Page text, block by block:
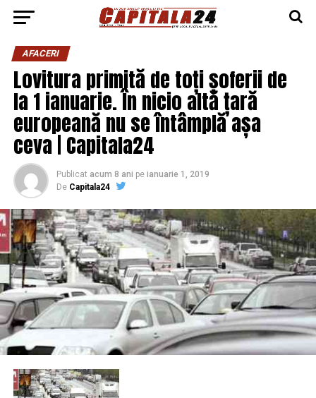
AFACERI
Lovitura primită de toți șoferii de
la 1 ianuarie. În nicio altă țară
europeană nu se întâmplă așa
ceva | Capitala24
Publicat acum 8 ani pe ianuarie 1, 2019
De Capitala24